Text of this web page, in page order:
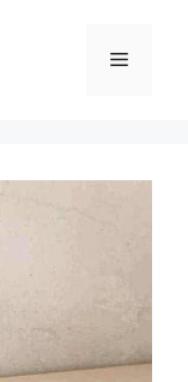
Meniu